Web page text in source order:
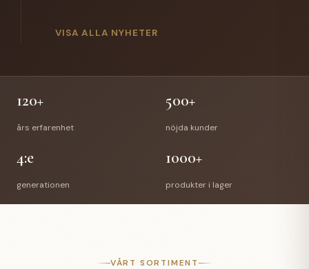
gick Anette Hellman i pension efter 12 år hos oss.
väntar Richard & Anette och vi önskar de all lycka till
VISA ALLA NYHETER
120+
års erfarenhet
500+
nöjda kunder
4:e
generationen
1000+
produkter i lager
VÅRT SORTIMENT